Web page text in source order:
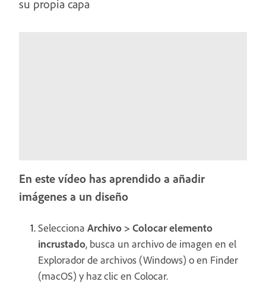
su propia capa
En este vídeo has aprendido a añadir
imágenes a un diseño
Selecciona Archivo > Colocarelemento
incrustado, busca un archivo de imagen en el
Explorador de archivos (Windows) o en Finder
(macOS) y haz clic en Colocar.